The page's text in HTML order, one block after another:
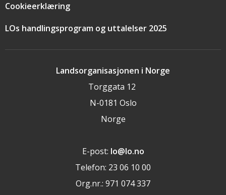
Landsorganisasjonen i Norge
Torggata 12
N-0181 Oslo
Norge
E-post: lo@lo.no
Telefon: 23 06 10 00
Org.nr.: 971 074 337
Cookieerklæring
LOs handlingsprogram og uttalelser 2025